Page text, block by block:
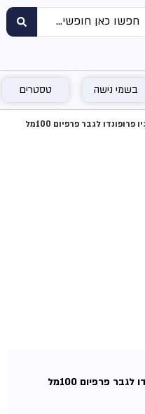
בשמי נישה טסטרים
לגבר פרפיום 100מל
פרפיום 100מל